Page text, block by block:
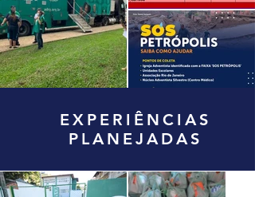
EXPERIÊNCIAS
PLANEJADAS